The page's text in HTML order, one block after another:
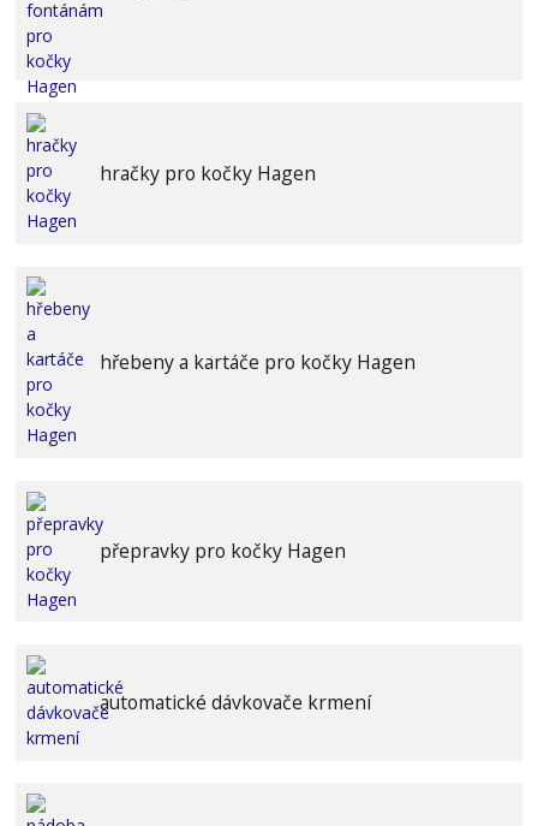
hračky pro kočky Hagen
hřebeny a kartáče pro kočky Hagen
přepravky pro kočky Hagen
automatické dávkovače krmení